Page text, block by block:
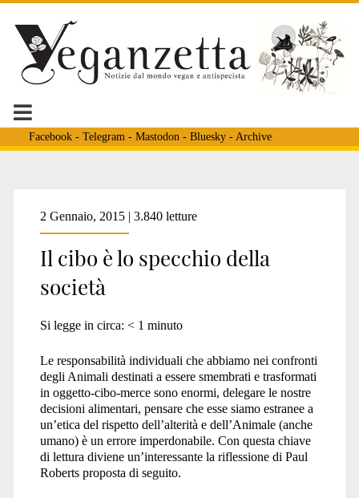
Facebook- Telegram - Mastodon - Bluesky- Archive
Tag:
<span>cibo
specchio
società</span>
2 Gennaio, 2015 | 3.840 letture
Il cibo è lo specchio della
società
Si legge in circa: < 1 minuto
Le responsabilità individuali che abbiamo nei confronti
degli Animali destinati a essere smembrati e trasformati
in oggetto-cibo-merce sono enormi, delegare le nostre
decisioni alimentari, pensare che esse siamo estranee a
un’etica del rispetto dell’alterità e dell’Animale (anche
umano) è un errore imperdonabile. Con questa chiave
di lettura diviene un’interessante la riflessione di Paul
Roberts proposta di seguito.